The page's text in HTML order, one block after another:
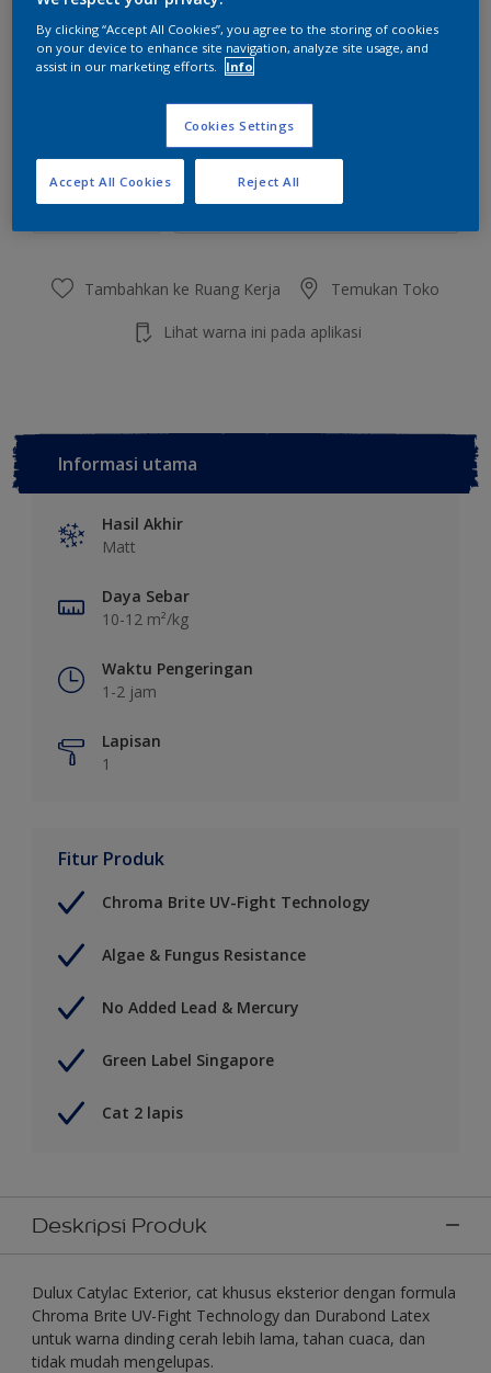
Ukuran
Jumlah Kalkulator cat
Hitung
Tambahkan ke Ruang Kerja Temukan Toko
Lihat warna ini pada aplikasi
Informasi utama
Hasil Akhir
Matt
Daya Sebar
10-12 m²/kg
Waktu Pengeringan
1-2 jam
Lapisan
1
Fitur Produk
Chroma Brite UV-Fight Technology
Algae & Fungus Resistance
No Added Lead & Mercury
Green Label Singapore
Cat 2 lapis
Deskripsi Produk
Dulux Catylac Exterior, cat khusus eksterior dengan formula
Chroma Brite UV-Fight Technology dan Durabond Latex
untuk warna dinding cerah lebih lama, tahan cuaca, dan
tidak mudah mengelupas.
By clicking “Accept All Cookies”, you agree to the storing of cookies
on your device to enhance site navigation, analyze site usage, and
assist in our marketing efforts.
Info
Cookies Settings
Reject All
Accept All Cookies